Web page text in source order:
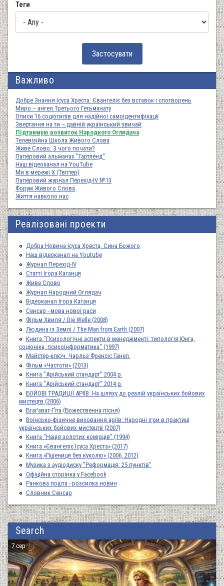
Теги
Важливо
Добре Знання Ісуса Хреста: Євангеліє без вставок і спотворень
Миро – ангел Третього Гетьманату
Описи 16 соціотипів для надійної самоідентифікації
Звертання на ти – давній український звичай
Підтримую розвиток Народного Оглядача
Телевізійна Школа Живого Слова
Живе Слово: З чого почати?
Паперовий альманах "Гартленд"
Наш відеоканал на YouTube
Ми в мережі Х (Твіттер)
Паперовий журнал Перехід-IV №13
Форум Живого Слова
Життя навколо нас
Реалізовані проекти
Добра Новина Ісуса Хреста, Сина Божого
Наш відеоканал на Youtube
Журнал Перехід-IV
Статті Ігора Каганця
Живе Слово
Журнал Народний Оглядач
Відеоканал Ігора Каганця
Сенсар - мова нової раси
Фільм Хвиля / Die Welle (2008)
Людина із Землі / The Man from Earth (2007)
Книга "Психологічні аспекти в менеджменті: типологія Юнга,
соціоніка, психоінформатика" (1997)
Майстер-ключ. Чарльз Френсіс Ганел.
Фільм «Частоти» (2013)
Книга "Арійський стандарт" 2004 р.
Книга "Арійський стандарт" 2014 р.
БОЙОВІ ТРАДИЦІЇ АРІЇВ: На шляху до реалій українських бойових
мистецтв (2006)
Бгаґават-Ґіта (Божественна пісня)
Воїнсько-фізичне виховання аріїв: Народні ігри в практиці
українських бойових мистецтв (2007)
Книга "Нація золотих комірців" (1994)
Книга «Євангеліє Ісуса Хреста» (2017)
Книга «Пшениця без куколю» (2006, 2012)
Музика з аудіодиску "Реформація: 25 пунктів"
Офіційна сторінка у Facebook
Ранкова пошта - розсилка новин
Словник Сенсар
Search
7 сер